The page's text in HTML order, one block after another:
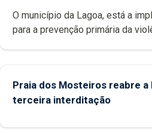
O município da Lagoa, está a
para a prevenção primária da
Praia dos Mosteiros reabre a
terceira interditação